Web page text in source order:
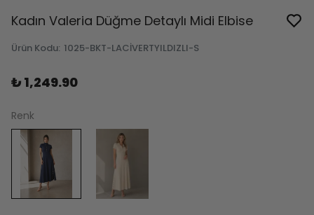
Kadın Valeria Düğme Detaylı Midi Elbise
Ürün Kodu: 1025-BKT-LACİVERTYILDIZLI-S
₺ 1,249.90
Renk